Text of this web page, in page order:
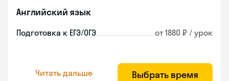
Английский язык
Подготовка к ЕГЭ/ОГЭ от 1880 ₽ / урок
Читать дальше Выбрать время